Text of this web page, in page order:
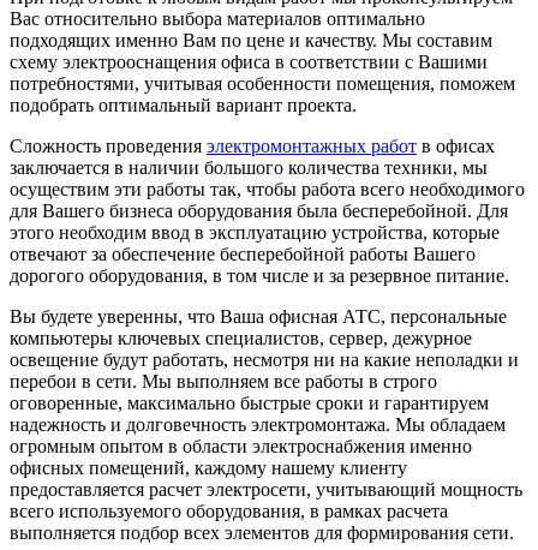
Вас относительно выбора материалов оптимально
подходящих именно Вам по цене и качеству. Мы составим
схему электрооснащения офиса в соответствии с Вашими
потребностями, учитывая особенности помещения, поможем
подобрать оптимальный вариант проекта.
Сложность проведения электромонтажных работ в офисах
заключается в наличии большого количества техники, мы
осуществим эти работы так, чтобы работа всего необходимого
для Вашего бизнеса оборудования была бесперебойной. Для
этого необходим ввод в эксплуатацию устройства, которые
отвечают за обеспечение бесперебойной работы Вашего
дорогого оборудования, в том числе и за резервное питание.
Вы будете уверенны, что Ваша офисная АТС, персональные
компьютеры ключевых специалистов, сервер, дежурное
освещение будут работать, несмотря ни на какие неполадки и
перебои в сети. Мы выполняем все работы в строго
оговоренные, максимально быстрые сроки и гарантируем
надежность и долговечность электромонтажа. Мы обладаем
огромным опытом в области электроснабжения именно
офисных помещений, каждому нашему клиенту
предоставляется расчет электросети, учитывающий мощность
всего используемого оборудования, в рамках расчета
выполняется подбор всех элементов для формирования сети.